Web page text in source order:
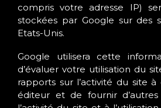
compris votre adresse IP)
stockées par Google sur des
Etats-Unis.
Google utilisera cette
d’évaluer votre utilisation du
rapports sur l’activité du site
éditeur et de fournir